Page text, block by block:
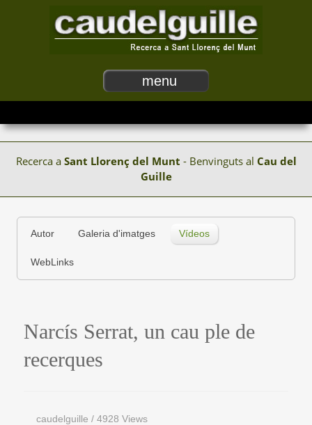
menu
Recerca a Sant Llorenç del Munt - Benvinguts al Cau del
Guille
Autor Galeria d'imatges Vídeos
WebLinks
Narcís Serrat, un cau ple de
recerques
caudelguille /4928 Views